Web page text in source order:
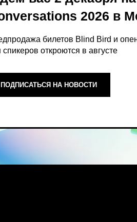
Blind Bird и опен-колл
в августе
НОВОСТИ